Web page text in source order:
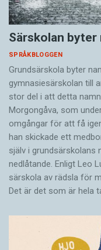
Särskolan byter
SPRÅKBLOGGEN
Grundsärskola byter
gymnasiesärskolan till
stor del i att detta
Morgongåva, som
omgångar för att få
han skickade ett
själv i grundsärskolans
nedlåtande. Enligt Leo
särskola av rädsla för
Det är det som är hela